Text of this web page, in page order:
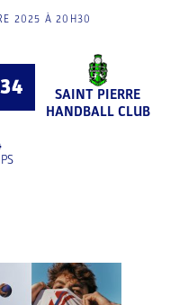
2025 À 20H30
34
SAINT PIERRE
HANDBALL CLUB